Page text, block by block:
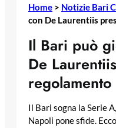
Home > Notizie Bari
con De Laurentiis
Il Bari può
De
regolamento
Il Bari sogna la Serie
Napoli pone sfide.